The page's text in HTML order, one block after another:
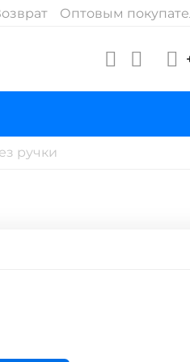
Оптовым
ручки